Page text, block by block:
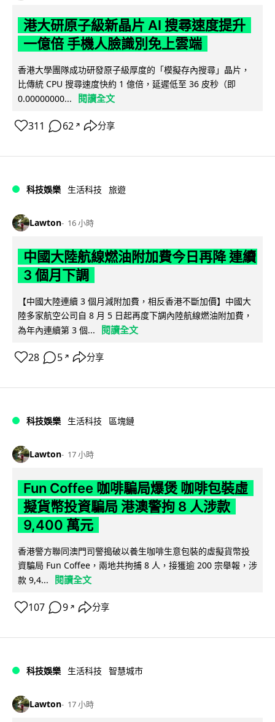
港大研原子級新晶片 AI 搜尋速度提升
一億倍 手機人臉識別免上雲端
香港大學團隊成功研發原子級厚度的「模擬存內搜尋」晶片，
比傳統 CPU 搜尋速度快約 1 億倍，延遲低至 36 皮秒（即
0.00000000...
閱讀全文
311 62 ↗ 分享
科技娛樂 生活科技 旅遊
Lawton 16 小時
中國大陸航線燃油附加費今日再降 連續
3 個月下調
【中國大陸連續 3 個月減附加費，相反香港不斷加價】中國大
陸多家航空公司自 8 月 5 日起再度下調內陸航線燃油附加費，
為年內連續第 3 個...
閱讀全文
28 5 ↗ 分享
科技娛樂 生活科技 區塊鏈
Lawton 17 小時
Fun Coffee 咖啡騙局爆煲 咖啡包裝虛
擬貨幣投資騙局 港澳警拘 8 人涉款
9,400 萬元
香港警方聯同澳門司警搗破以養生咖啡生意包裝的虛擬貨幣投
資騙局 Fun Coffee，兩地共拘捕 8 人，接獲逾 200 宗舉報，涉
款 9,4...
閱讀全文
107 9 ↗ 分享
科技娛樂 生活科技 智慧城市
Lawton 17 小時